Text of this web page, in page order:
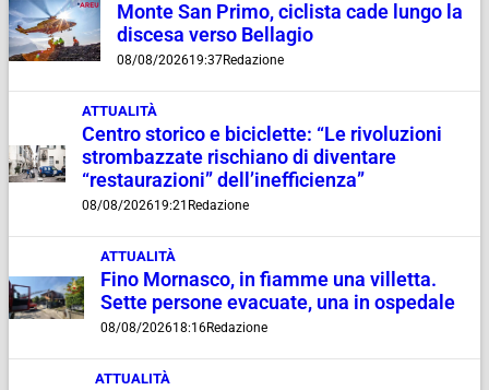
Monte San Primo, ciclista cade lungo la
discesa verso Bellagio
08/08/202619:37Redazione
ATTUALITÀ
Centro storico e biciclette: “Le rivoluzioni
strombazzate rischiano di diventare
“restaurazioni” dell’inefficienza”
08/08/202619:21 Redazione
ATTUALITÀ
Fino Mornasco, in fiamme una villetta.
Sette persone evacuate, una in ospedale
08/08/202618:16Redazione
ATTUALITÀ